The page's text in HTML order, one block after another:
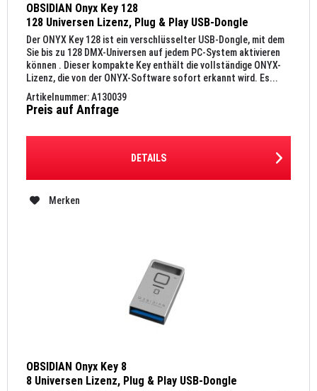
OBSIDIAN Onyx Key 128
128 Universen Lizenz, Plug & Play USB-Dongle
Der ONYX Key 128 ist ein verschlüsselter USB-Dongle, mit dem
Sie bis zu 128 DMX-Universen auf jedem PC-System aktivieren
können . Dieser kompakte Key enthält die vollständige ONYX-
Lizenz, die von der ONYX-Software sofort erkannt wird. Es...
Artikelnummer: A130039
Preis auf Anfrage
DETAILS
Merken
OBSIDIAN Onyx Key 8
8 Universen Lizenz, Plug & Play USB-Dongle